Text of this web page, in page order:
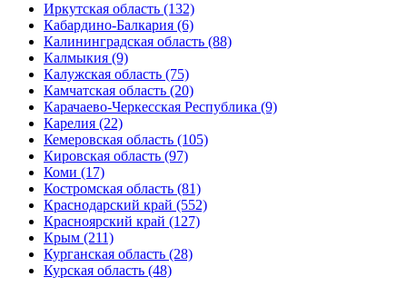
Иркутская область (132)
Кабардино-Балкария (6)
Калининградская область (88)
Калмыкия (9)
Калужская область (75)
Камчатская область (20)
Карачаево-Черкесская Республика (9)
Карелия (22)
Кемеровская область (105)
Кировская область (97)
Коми (17)
Костромская область (81)
Краснодарский край (552)
Красноярский край (127)
Крым (211)
Курганская область (28)
Курская область (48)